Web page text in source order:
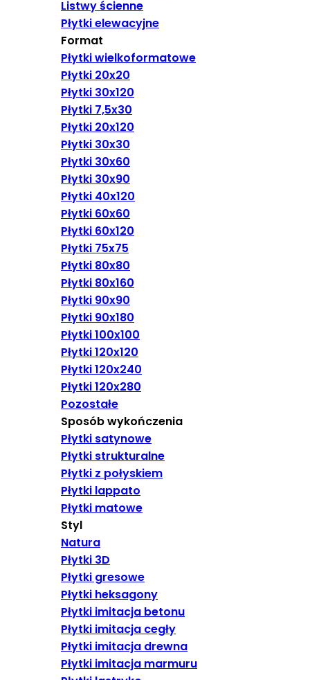
Listwy ścienne
Płytki elewacyjne
Format
Płytki wielkoformatowe
Płytki 20x20
Płytki 30x120
Płytki 7,5x30
Płytki 20x120
Płytki 30x30
Płytki 30x60
Płytki 30x90
Płytki 40x120
Płytki 60x60
Płytki 60x120
Płytki 75x75
Płytki 80x80
Płytki 80x160
Płytki 90x90
Płytki 90x180
Płytki 100x100
Płytki 120x120
Płytki 120x240
Płytki 120x280
Pozostałe
Sposób wykończenia
Płytki satynowe
Płytki strukturalne
Płytki z połyskiem
Płytki lappato
Płytki matowe
Styl
Natura
Płytki 3D
Płytki gresowe
Płytki heksagony
Płytki imitacja betonu
Płytki imitacja cegły
Płytki imitacja drewna
Płytki imitacja marmuru